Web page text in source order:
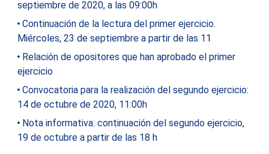
septiembre de 2020, a las 09:00h
Continuación de la lectura del primer ejercicio.
Miércoles, 23 de septiembre a partir de las 11
Relación de opositores que han aprobado el primer
ejercicio
Convocatoria para la realización del segundo ejercicio:
14 de octubre de 2020, 11:00h
Nota informativa: continuación del segundo ejercicio,
19 de octubre a partir de las 18 h